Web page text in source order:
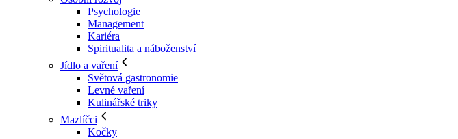
Psychologie
Management
Kariéra
Spiritualita a náboženství
Jídlo a vaření
Světová gastronomie
Levné vaření
Kulinářské triky
Mazlíčci
Kočky